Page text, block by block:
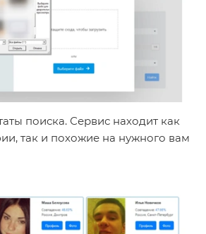
поиска. Сервис находит как
так и похожие на нужного вам